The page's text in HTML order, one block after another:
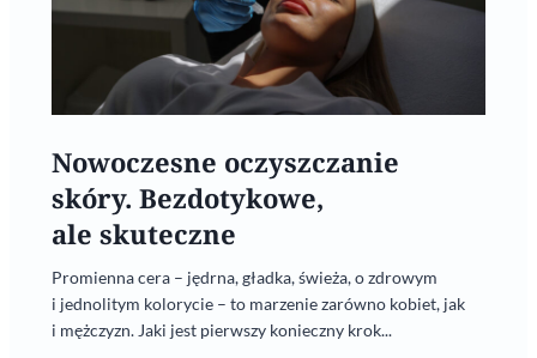
Nowoczesne oczyszczanie
skóry. Bezdotykowe,
ale skuteczne
Promienna cera – jędrna, gładka, świeża, o zdrowym
i jednolitym kolorycie – to marzenie zarówno kobiet, jak
i mężczyzn. Jaki jest pierwszy konieczny krok...